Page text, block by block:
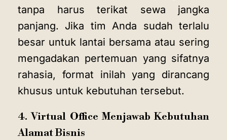
tanpa harus terikat sewa jangka
panjang. Jika tim Anda sudah terlalu
besar untuk lantai bersama atau sering
mengadakan pertemuan yang sifatnya
rahasia, format inilah yang dirancang
khusus untuk kebutuhan tersebut.
4. Virtual Office Menjawab Kebutuhan
Alamat Bisnis